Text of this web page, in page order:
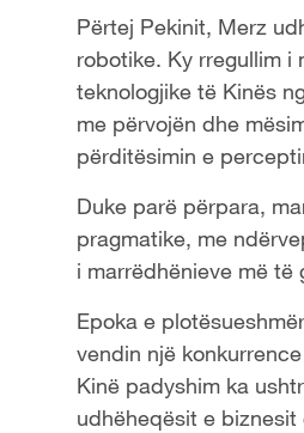
Përtej Pekinit, Merz
robotike. Ky rregullim i
teknologjike të Kinës
me përvojën dhe
përditësimin e
Duke parë përpara,
pragmatike, me
i marrëdhënieve më të
Epoka e
vendin një
Kinë padyshim ka
udhëheqësit e